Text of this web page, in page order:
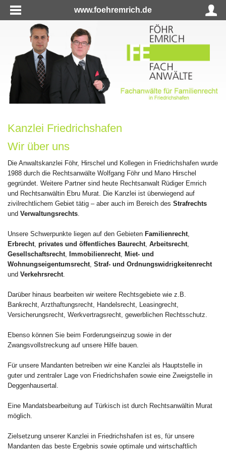
www.foehremrich.de
Kanzlei Friedrichshafen
Wir über uns
Die Anwaltskanzlei Föhr, Hirschel und Kollegen in Friedrichshafen wurde
1988 durch die Rechtsanwälte Wolfgang Föhr und Mano Hirschel
gegründet. Weitere Partner sind heute Rechtsanwalt Rüdiger Emrich
und Rechtsanwältin Ebru Murat. Die Kanzlei ist überwiegend auf
zivilrechtlichem Gebiet tätig – aber auch im Bereich des Strafrechts
und Verwaltungsrechts
Unsere Schwerpunkte liegen auf den Gebieten Familienrecht
Erbrecht privates und öffentliches Baurecht Arbeitsrecht
Gesellschaftsrecht Immobilienrecht Miet- und
Wohnungseigentumsrecht Straf- und Ordnungswidrigkeitenrecht
und Verkehrsrecht
Darüber hinaus bearbeiten wir weitere Rechtsgebiete wie z.B.
Bankrecht, Arzthaftungsrecht, Handelsrecht, Leasingrecht,
Versicherungsrecht, Werkvertragsrecht, gewerblichen Rechtsschutz.
Ebenso können Sie beim Forderungseinzug sowie in der
Zwangsvollstreckung auf unsere Hilfe bauen.
Für unsere Mandanten betreiben wir eine Kanzlei als Hauptstelle in
guter und zentraler Lage von Friedrichshafen sowie eine Zweigstelle in
Deggenhausertal.
Eine Mandatsbearbeitung auf Türkisch ist durch Rechtsanwältin Murat
möglich.
Zielsetzung unserer Kanzlei in Friedrichshafen ist es, für unsere
Mandanten das beste Ergebnis sowie optimale und wirtschaftlich